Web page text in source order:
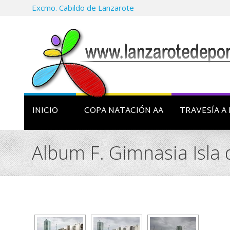
Excmo. Cabildo de Lanzarote
INICIO COPA NATACIÓN AA TRAVESÍA
Album F. Gimnasia Isla